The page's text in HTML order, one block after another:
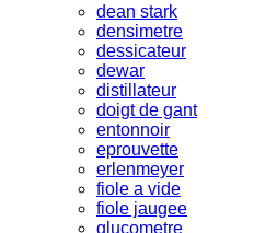
dean stark
densimetre
dessicateur
dewar
distillateur
doigt de gant
entonnoir
eprouvette
erlenmeyer
fiole a vide
fiole jaugee
glucometre